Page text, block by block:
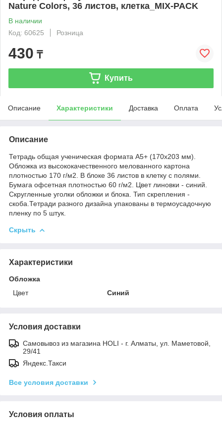
Nature Colors, 36 листов, клетка_MIX-PACK
В наличии
Код: 60625
Розница
430 ₸
Купить
Описание Характеристики Доставка Оплата
Описание
Тетрадь общая ученическая формата А5+ (170х203 мм).
Обложка из высококачественного мелованного картона
плотностью 170 г/м2. В блоке 36 листов в клетку с полями.
Бумага офсетная плотностью 60 г/м2. Цвет линовки - синий.
Скругленные уголки обложки и блока. Тип скрепления -
скоба.Тетради разного дизайна упакованы в термоусадочную
пленку по 5 штук.
Скрыть
Характеристики
Обложка
Цвет
Синий
Условия доставки
Самовывоз из магазина HOLI - г. Алматы, ул. Маметовой,
29/41
Яндекс.Такси
Все условия доставки
Условия оплаты